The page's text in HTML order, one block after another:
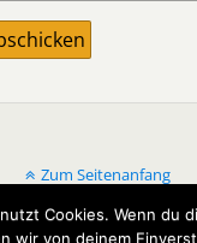
Zum Seitenanfang
Cookies. Wenn du
wir von deinem